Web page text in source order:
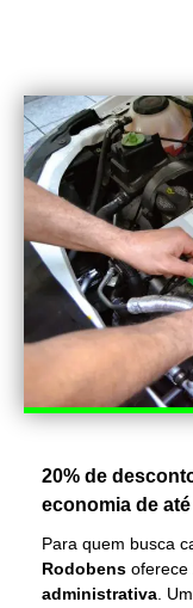
20% de
economia de até
Para quem busca
Rodobens oferece
administrativa.